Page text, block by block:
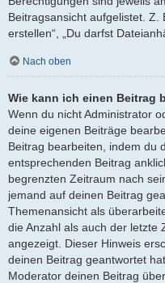
Beitragsansicht aufgelistet. Z.
erstellen“, „Du darfst
Nach oben
Wie kann ich einen Beitrag
Wenn du nicht Administrator
deine eigenen Beiträge
Beitrag bearbeiten, indem du
entsprechenden Beitrag
begrenzten Zeitraum nach
jemand auf deinen Beitrag
Themenansicht als
die Anzahl als auch der letzte
angezeigt. Dieser Hinweis
deinen Beitrag geantwortet
Moderator deinen Beitrag